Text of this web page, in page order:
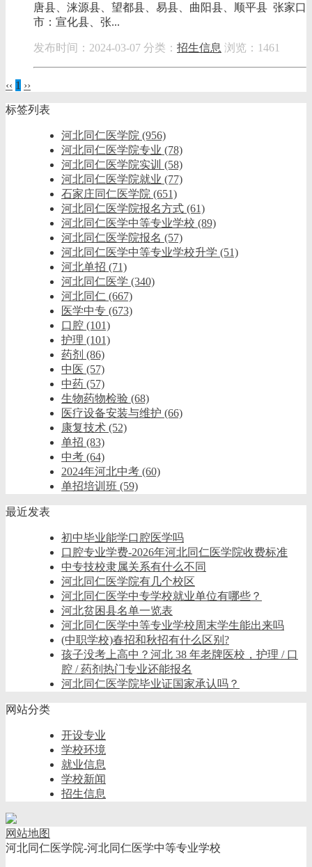
唐县、涞源县、望都县、易县、曲阳县、顺平县 张家口
市：宣化县、张...
发布时间：2024-03-07 分类： 招生信息 浏览：1461
‹‹ 1 ››
标签列表
河北同仁医学院 (956)
河北同仁医学院专业 (78)
河北同仁医学院实训 (58)
河北同仁医学院就业 (77)
石家庄同仁医学院 (651)
河北同仁医学院报名方式 (61)
河北同仁医学中等专业学校 (89)
河北同仁医学院报名 (57)
河北同仁医学中等专业学校升学 (51)
河北单招 (71)
河北同仁医学 (340)
河北同仁 (667)
医学中专 (673)
口腔 (101)
护理 (101)
药剂 (86)
中医 (57)
中药 (57)
生物药物检验 (68)
医疗设备安装与维护 (66)
康复技术 (52)
单招 (83)
中考 (64)
2024年河北中考 (60)
单招培训班 (59)
最近发表
初中毕业能学口腔医学吗
口腔专业学费-2026年河北同仁医学院收费标准
中专技校隶属关系有什么不同
河北同仁医学院有几个校区
河北同仁医学中专学校就业单位有哪些？
河北贫困县名单一览表
河北同仁医学中等专业学校周末学生能出来吗
(中职学校)春招和秋招有什么区别?
孩子没考上高中？河北 38 年老牌医校，护理 / 口
腔 / 药剂热门专业还能报名
河北同仁医学院毕业证国家承认吗？
网站分类
开设专业
学校环境
就业信息
学校新闻
招生信息
网站地图
河北同仁医学院-河北同仁医学中等专业学校